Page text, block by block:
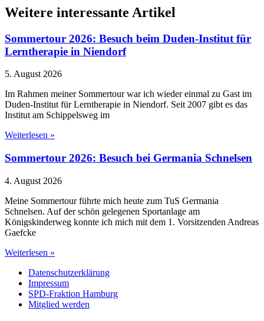
Weitere interessante Artikel
Sommertour 2026: Besuch beim Duden-Institut für
Lerntherapie in Niendorf
5. August 2026
Im Rahmen meiner Sommertour war ich wieder einmal zu Gast im
Duden-Institut für Lerntherapie in Niendorf. Seit 2007 gibt es das
Institut am Schippelsweg im
Weiterlesen »
Sommertour 2026: Besuch bei Germania Schnelsen
4. August 2026
Meine Sommertour führte mich heute zum TuS Germania
Schnelsen. Auf der schön gelegenen Sportanlage am
Königskinderweg konnte ich mich mit dem 1. Vorsitzenden Andreas
Gaefcke
Weiterlesen »
Datenschutzerklärung
Impressum
SPD-Fraktion Hamburg
Mitglied werden